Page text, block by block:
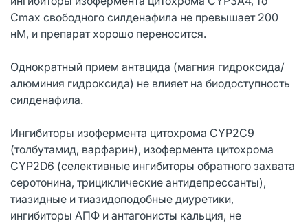
Cmax свободного силденафила не превышает 200
нМ, и препарат хорошо переносится.
Однократный прием антацида (магния гидроксида/
алюминия гидроксида) не влияет на биодоступность
силденафила.
Ингибиторы изофермента цитохрома CYP2C9
(толбутамид, варфарин), изофермента цитохрома
CYP2D6 (селективные ингибиторы обратного захвата
серотонина, трициклические антидепрессанты),
тиазидные и тиазидоподобные диуретики,
ингибиторы АПФ и антагонисты кальция, не